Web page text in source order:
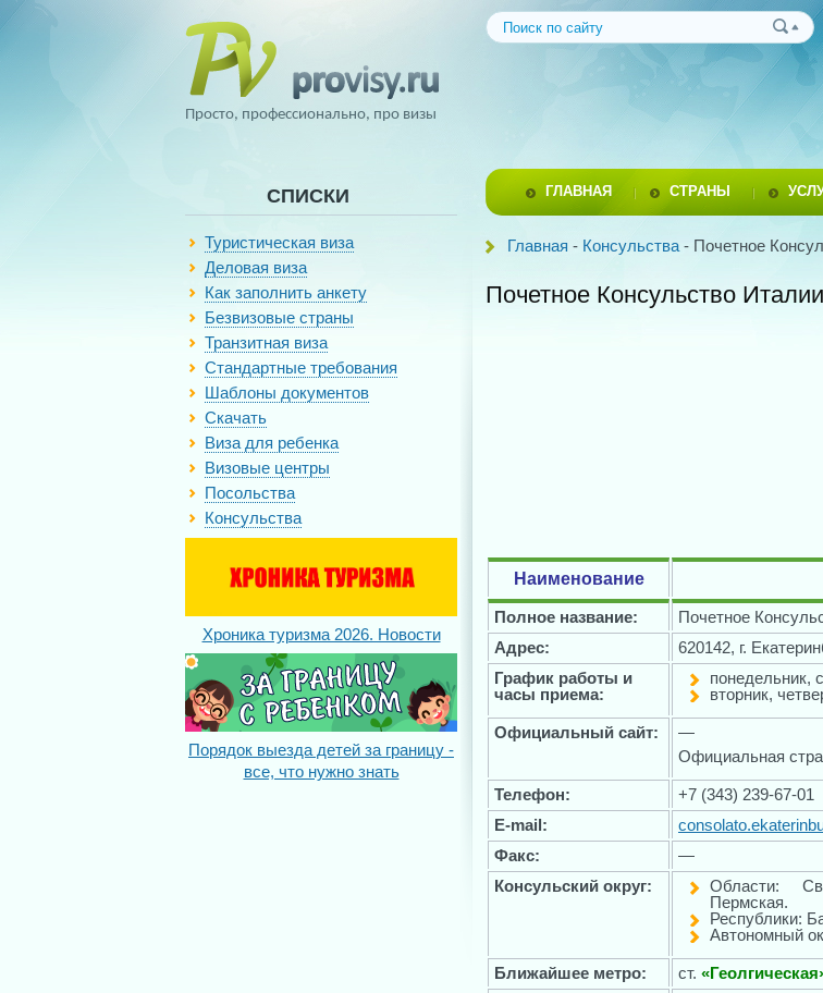
Просто, профессионально, про визы
СПИСКИ
Туристическая виза
Деловая виза
Как заполнить анкету
Безвизовые страны
Транзитная виза
Стандартные требования
Шаблоны документов
Скачать
Виза для ребенка
Визовые центры
Посольства
Консульства
Хроника туризма 2026. Новости
Порядок выезда детей за границу -
все, что нужно знать
ГЛАВНАЯ СТРАНЫ
Главная - Консульства - Почетное
Почетное Консульство
Наименование
Полное название:
Почетное
Адрес:
620142, г.
График работы и
часы приема:
понедельник,
вторник,
Официальный сайт:
—
Официальная
Телефон:
+7 (343) 239-67-01
E-mail:
Факс:
—
Консульский округ:
Области:
Пермская.
Республики:
Автономный
Ближайшее метро: ст.